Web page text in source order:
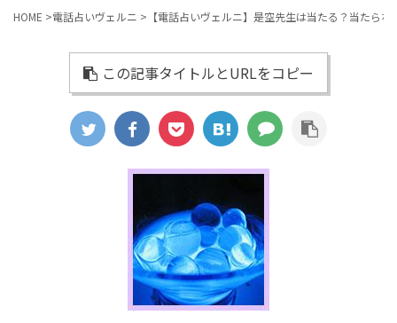
HOME >電話占いヴェルニ > 【電話占いヴェルニ】是空先生は当たる？当たら
この記事タイトルとURLをコピー